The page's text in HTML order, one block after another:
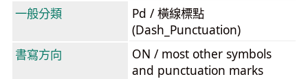
一般分類
Pd / 橫線標點
(Dash_Punctuation)
書寫方向
ON / most other symbols
and punctuation marks